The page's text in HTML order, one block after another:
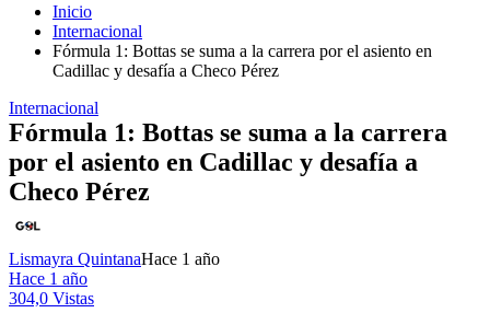
Inicio
Internacional
Fórmula 1: Bottas se suma a la carrera por el asiento en
Cadillac y desafía a Checo Pérez
Internacional
Fórmula 1: Bottas se suma a la carrera
por el asiento en Cadillac y desafía a
Checo Pérez
Lismayra QuintanaHace 1 año
Hace 1 año
304,0 Vistas